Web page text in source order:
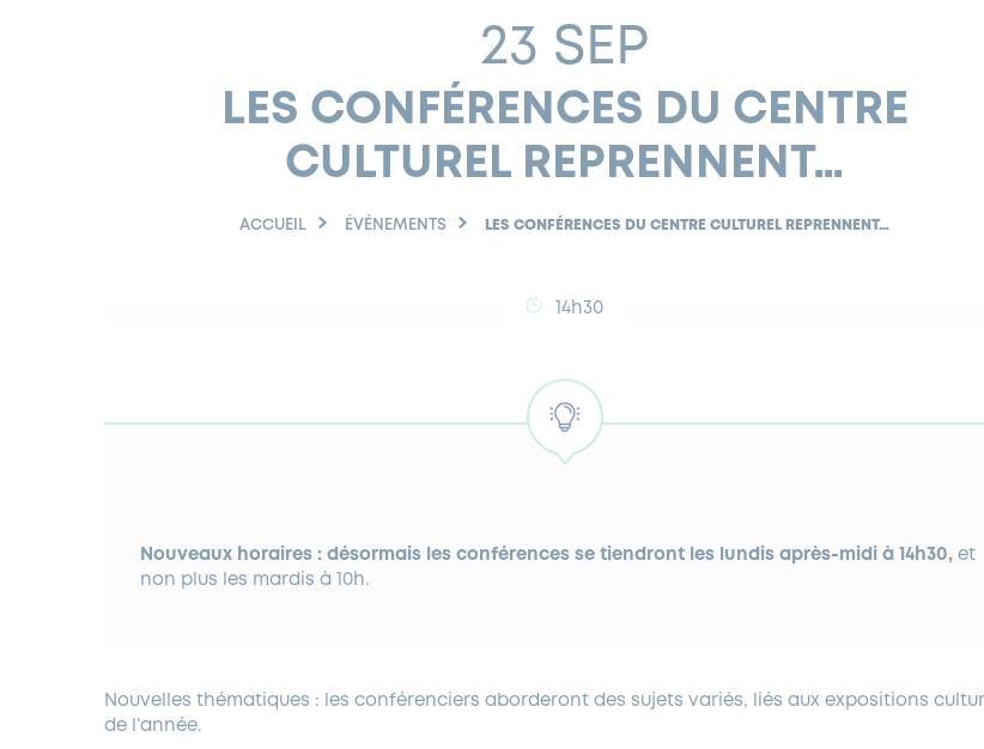
23 SEP
LES CONFÉRENCES DU CENTRE
CULTUREL REPRENNENT…
ACCUEIL ÉVÉNEMENTS LES CONFÉRENCES DU CENTRE CULTUREL REPRENNENT…
14h30
Nouveaux horaires : désormais les conférences se tiendront les lundis après-midi à 14h30, et
non plus les mardis à 10h.
Nouvelles thématiques : les conférenciers aborderont des sujets variés, liés aux expositions
de l’année.